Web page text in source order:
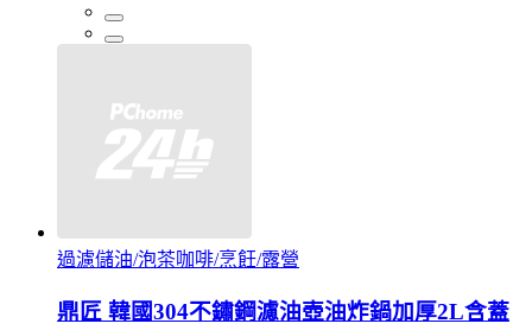
過濾儲油/泡茶咖啡/烹飪/露營
鼎匠 韓國304不鏽鋼濾油壺油炸鍋加厚2L含蓋